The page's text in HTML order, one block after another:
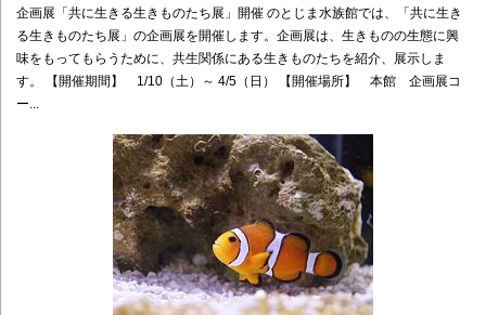
企画展「共に生きる生きものたち展」開催 のとじま水族館では、「共に生き
る生きものたち展」の企画展を開催します。企画展は、生きものの生態に興
味をもってもらうために、共生関係にある生きものたちを紹介、展示しま
す。 【開催期間】 1/10（土）～ 4/5（日） 【開催場所】 本館 企画展コ
ー...